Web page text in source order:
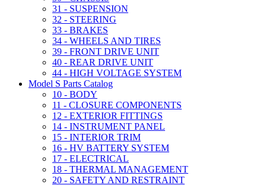
31 - SUSPENSION
32 - STEERING
33 - BRAKES
34 - WHEELS AND TIRES
39 - FRONT DRIVE UNIT
40 - REAR DRIVE UNIT
44 - HIGH VOLTAGE SYSTEM
Model S Parts Catalog
10 - BODY
11 - CLOSURE COMPONENTS
12 - EXTERIOR FITTINGS
14 - INSTRUMENT PANEL
15 - INTERIOR TRIM
16 - HV BATTERY SYSTEM
17 - ELECTRICAL
18 - THERMAL MANAGEMENT
20 - SAFETY AND RESTRAINT